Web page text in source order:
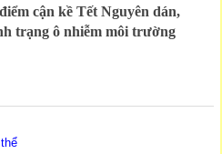
cận kề Tết Nguyên dán,
trạng ô nhiễm môi trường